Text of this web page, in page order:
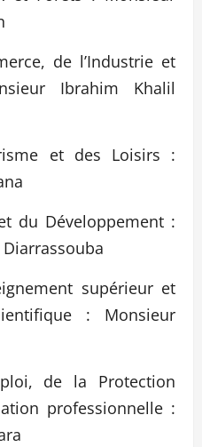
de l’Industrie et
Ibrahim Khalil
et des Loisirs :
du Développement :
supérieur et
: Monsieur
de la Protection
professionnelle :